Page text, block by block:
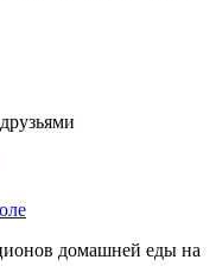
домашней еды на